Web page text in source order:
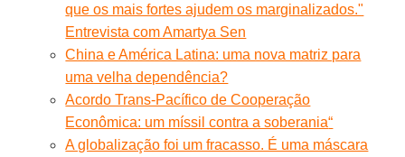
que os mais fortes ajudem os marginalizados."
Entrevista com Amartya Sen
China e América Latina: uma nova matriz para
uma velha dependência?
Acordo Trans-Pacífico de Cooperação
Econômica: um míssil contra a soberania“
A globalização foi um fracasso. É uma máscara